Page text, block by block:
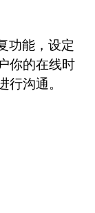
功能，设定
你的在线时
行沟通。